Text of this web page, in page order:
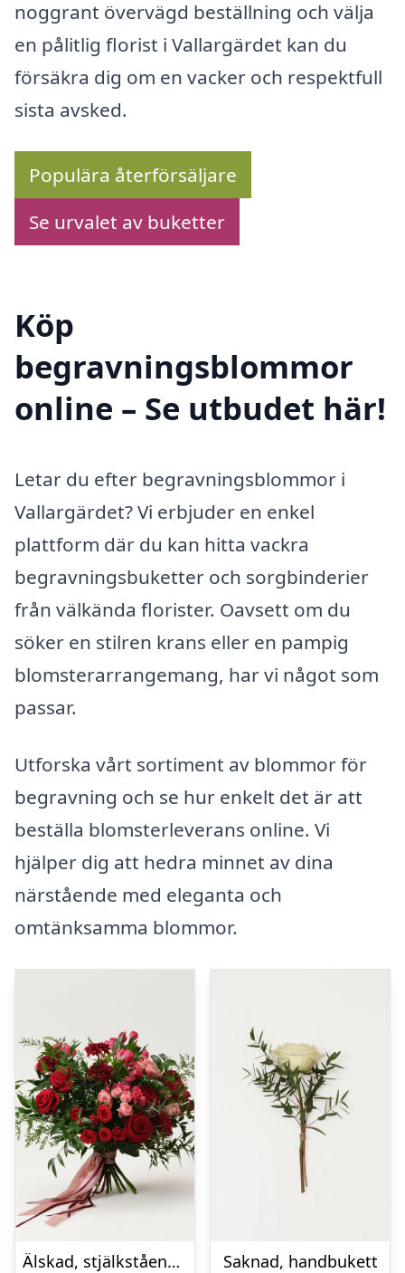
noggrant övervägd beställning och välja
en pålitlig florist i Vallargärdet kan du
försäkra dig om en vacker och respektfull
sista avsked.
Populära återförsäljare
Se urvalet av buketter
Köp
begravningsblommor
online – Se utbudet här!
Letar du efter begravningsblommor i
Vallargärdet? Vi erbjuder en enkel
plattform där du kan hitta vackra
begravningsbuketter och sorgbinderier
från välkända florister. Oavsett om du
söker en stilren krans eller en pampig
blomsterarrangemang, har vi något som
passar.
Utforska vårt sortiment av blommor för
begravning och se hur enkelt det är att
beställa blomsterleverans online. Vi
hjälper dig att hedra minnet av dina
närstående med eleganta och
omtänksamma blommor.
Älskad, stjälkstående bukett
Saknad, handbukett